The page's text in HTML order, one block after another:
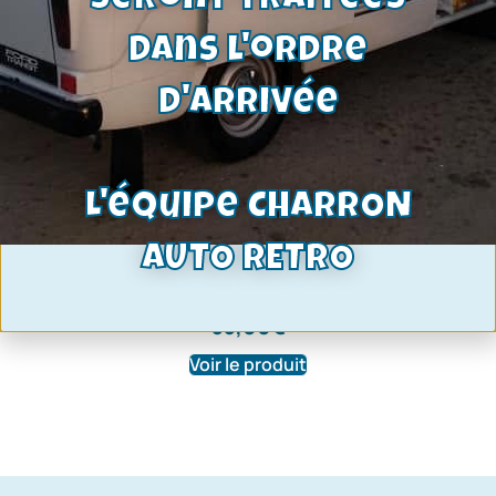
Rétroviseur intérieur | Voir
33,00€
Voir le produit
dans l'ordre
d'arrivée
L'équipe CHARRON
AUTO RETRO